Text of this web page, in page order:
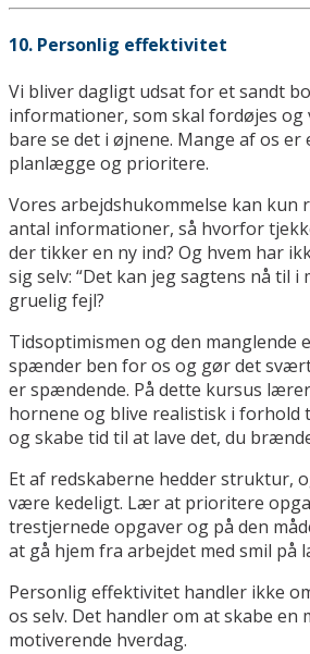
10. Personlig effektivitet
Vi bliver dagligt udsat for et sandt
informationer, som skal fordøjes og
bare se det i øjnene. Mange af os er
planlægge og prioritere.
Vores arbejdshukommelse kan
antal informationer, så hvorfor
der tikker en ny ind? Og hvem har
sig selv: “Det kan jeg sagtens nå til i
gruelig fejl?
Tidsoptimismen og den manglende
spænder ben for os og gør det
er spændende. På dette kursus
hornene og blive realistisk i forhold
og skabe tid til at lave det, du
Et af redskaberne hedder struktur,
være kedeligt. Lær at prioritere
trestjernede opgaver og på den
at gå hjem fra arbejdet med smil på
Personlig effektivitet handler ikke
os selv. Det handler om at skabe en
motiverende hverdag.